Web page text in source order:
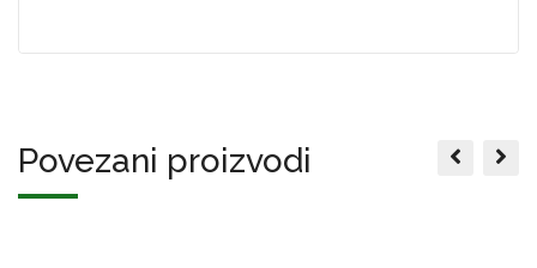
Povezani proizvodi